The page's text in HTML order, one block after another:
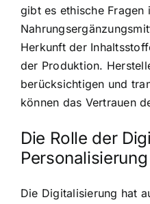
gibt es ethische Fragen
Herkunft der
der Produktion.
berücksichtigen und
können das Vertrauen
Die Rolle der
Personalisierung
Die Digitalisierung hat